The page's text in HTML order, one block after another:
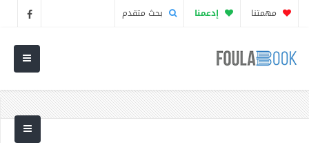
مهمتنا إدعمنا بحث متقدم